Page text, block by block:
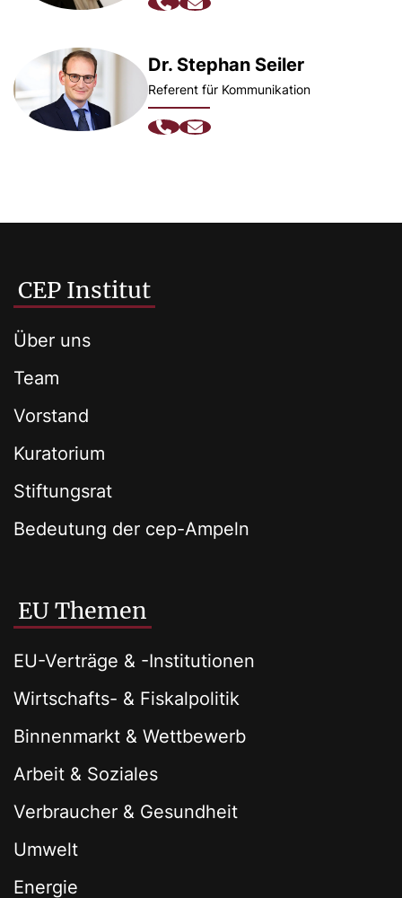
Dr. Stephan Seiler
Referent für Kommunikation
CEP Institut
Über uns
Team
Vorstand
Kuratorium
Stiftungsrat
Bedeutung der cep-Ampeln
EU Themen
EU-Verträge & -Institutionen
Wirtschafts- & Fiskalpolitik
Binnenmarkt & Wettbewerb
Arbeit & Soziales
Verbraucher & Gesundheit
Umwelt
Energie